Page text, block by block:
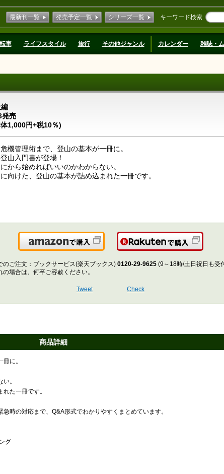
キーワード検索
最新刊一覧 発売予定一覧 シリーズ一覧
車 ライフスタイル 旅行 その他ジャンル カレンダー 雑誌・
発売
1,000円+税10％)
機管理術まで、登山の基本が一冊に。
山入門書が登場！
から始めればいいのかわからない。
向けた、登山の基本が詰め込まれた一冊です。
Amazonで購入 楽天で購
ご注文：ブックサービス(楽天ブックス) 0120-29-9625 (9～18時/土日祝日も受
場合は、何卒ご容赦ください。
Tweet Check
商品詳細
に。
。
た一冊です。
時の対応まで、Q&A形式でわかりやすくまとめています。
グ